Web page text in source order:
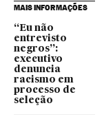
MAIS INFORMAÇÕES
“Eu não
entrevisto
negros”:
executivo
denuncia
racismo em
processo de
seleção